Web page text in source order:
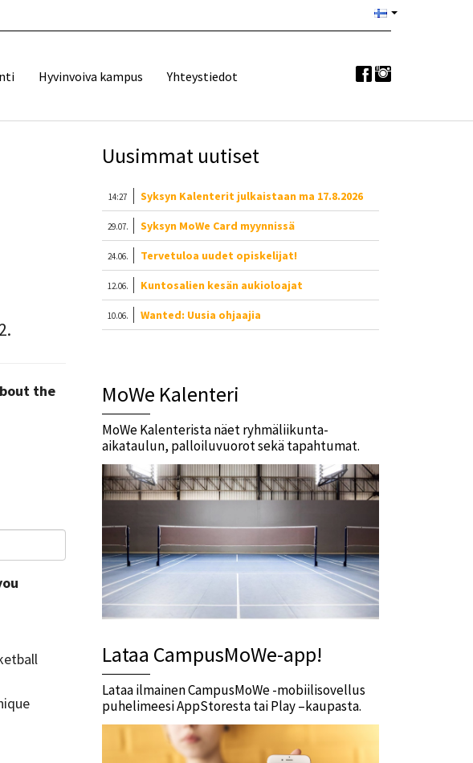
Hyvinvoiva kampus Yhteystiedot
the
Uusimmat uutiset
14:27 Syksyn Kalenterit julkaistaan ma 17.8.2026
29.07. Syksyn MoWe Card myynnissä
24.06. Tervetuloa uudet opiskelijat!
12.06. Kuntosalien kesän aukioloajat
10.06. Wanted: Uusia ohjaajia
MoWe Kalenteri
MoWe Kalenterista näet ryhmäliikunta-
aikataulun, palloiluvuorot sekä tapahtumat.
Lataa CampusMoWe-app!
Lataa ilmainen CampusMoWe -mobiilisovellus
puhelimeesi AppStoresta tai Play –kaupasta.